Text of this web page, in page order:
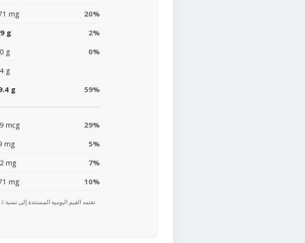
mg
20%
g
2%
g
0%
g
g 59%
mcg
29%
mg
5%
mg
7%
mg 10%